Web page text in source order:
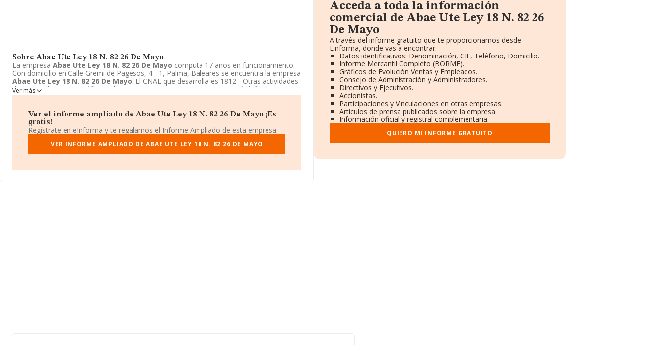
Sobre Abae Ute Ley 18 N. 82 26 De Mayo
La empresa Abae Ute Ley 18 N. 82 26 De Mayo computa 17 años en funcionamiento.
Con domicilio en Calle Gremi de Pagesos, 4 - 1, Palma, Baleares se encuentra la empresa
Abae Ute Ley 18 N. 82 26 De Mayo. El CNAE que desarrolla es 1812 - Otras actividades
de impresión y artes gráficas.
Abae Ute Ley 18 N. 82 26 De Mayo
está definida como
Unión temporal de empresas.
Ver más
Ver el informe ampliado de Abae Ute Ley 18 N. 82 26 De Mayo ¡Es
gratis!
Regístrate en eInforma y te regalamos el Informe Ampliado de esta empresa.
VER INFORME AMPLIADO DE ABAE UTE LEY 18 N. 82 26 DE MAYO
Acceda a toda la información
comercial de Abae Ute Ley 18 N. 82 26
De Mayo
A través del informe gratuito que te proporcionamos desde
Einforma, donde vas a encontrar:
Datos identificativos: Denominación, CIF, Teléfono, Domicilio.
Informe Mercantil Completo (BORME).
Gráficos de Evolución Ventas y Empleados.
Consejo de Administración y Administradores.
Directivos y Ejecutivos.
Accionistas.
Participaciones y Vinculaciones en otras empresas.
Artículos de prensa publicados sobre la empresa.
Información oficial y registral complementaria.
QUIERO MI INFORME GRATUITO